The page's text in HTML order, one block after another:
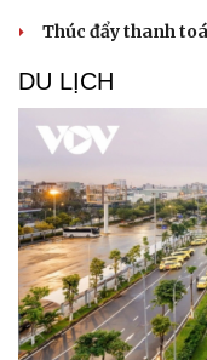
Thúc đẩy thanh
DU LỊCH